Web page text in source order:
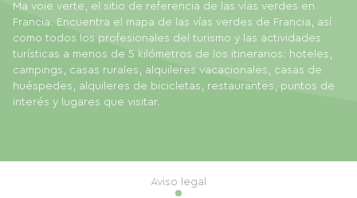
Ma voie verte, el sitio de referencia de las vías verdes en
Francia. Encuentra el mapa de las vías verdes de Francia, así
como todos los profesionales del turismo y las actividades
turísticas a menos de 5 kilómetros de los itinerarios: hoteles,
campings, casas rurales, alquileres vacacionales, casas de
huéspedes, alquileres de bicicletas, restaurantes, puntos de
interés y lugares que visitar.
Aviso legal